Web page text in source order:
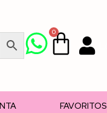
0
FAVORITOS